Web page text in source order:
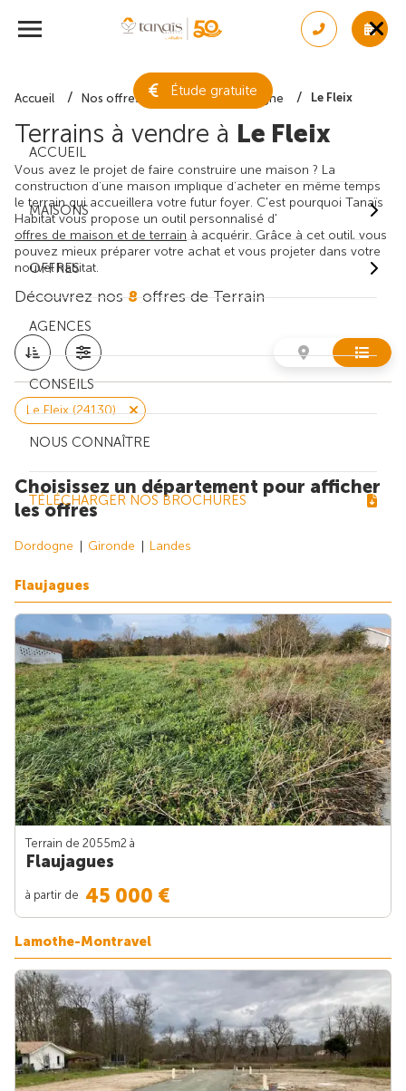
Étude gratuite
ACCUEIL
MAISONS
OFFRES
AGENCES
CONSEILS
NOUS CONNAÎTRE
TÉLÉCHARGER NOS BROCHURES
Accueil Nos offres de terrain Dordogne Le Fleix
Terrains à vendre à Le Fleix
Vous avez le projet de faire construire une maison ? La
construction d'une maison implique d'acheter en même temps
le terrain qui accueillera votre futur foyer. C'est pourquoi Tanaïs
Habitat vous propose un outil personnalisé d'
offres de maison et de terrain à acquérir. Grâce à cet outil, vous
pouvez mieux préparer votre achat et vous projeter dans votre
nouvel habitat.
Découvrez nos8offres de Terrain
Le Fleix (24130)
Choisissez un département pour afficher
les offres
Dordogne Gironde Landes
Flaujagues
Terrain de 2055m2 à
Flaujagues
à partir de 45 000 €
Lamothe-Montravel